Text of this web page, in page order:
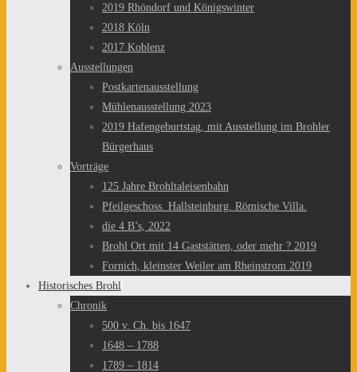
2019 Rhöndorf und Königswinter
2018 Köln
2017 Koblenz
Ausstellungen
Postkartenausstellung
Mühlenausstellung 2023
2019 Hafengeburtstag, mit Ausstellung im Brohler
Bürgerhaus
Vorträge
125 Jahre Brohltaleisenbahn
Pfeilgeschoss. Hallsteinburg. Römische Villa.
die 4 B’s, 2022
Brohl Ort mit 14 Gaststätten, oder mehr ? 2019
Fornich, kleinster Weiler am Rheinstrom 2019
Historisches Brohl
Chronik
500 v. Ch. bis 1647
1648 – 1788
1789 – 1814